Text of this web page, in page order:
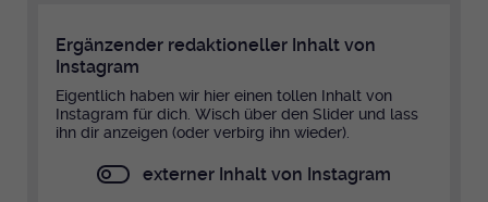
Ergänzender redaktioneller Inhalt von
Instagram
Eigentlich haben wir hier einen tollen Inhalt von
Instagram für dich. Wisch über den Slider und lass
ihn dir anzeigen (oder verbirg ihn wieder).
externer Inhalt von Instagram